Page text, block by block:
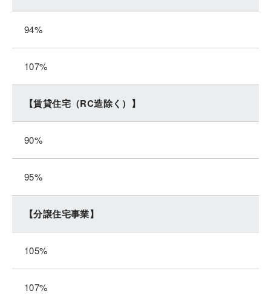
94%
107%
【賃貸住宅（RC造除く）】
90%
95%
【分譲住宅事業】
105%
107%